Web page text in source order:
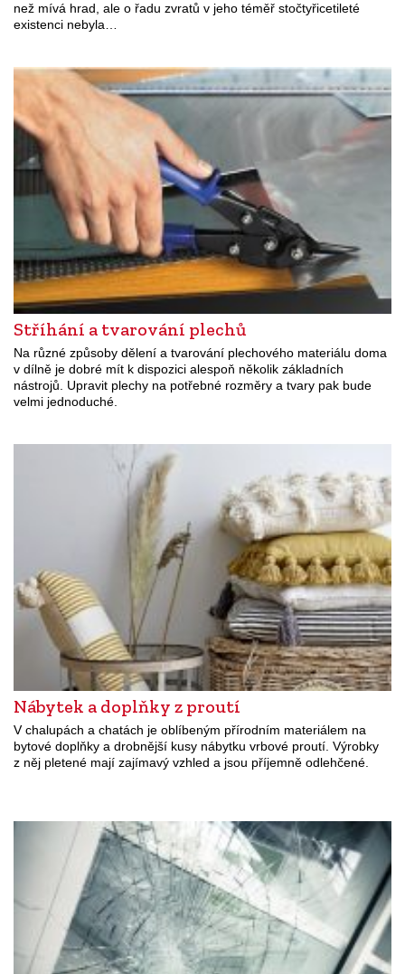
než mívá hrad, ale o řadu zvratů v jeho téměř stočtyřicetileté
existenci nebyla…
Stříhání a tvarování plechů
Na různé způsoby dělení a tvarování plechového materiálu doma
v dílně je dobré mít k dispozici alespoň několik základních
nástrojů. Upravit plechy na potřebné rozměry a tvary pak bude
velmi jednoduché.
Nábytek a doplňky z proutí
V chalupách a chatách je oblíbeným přírodním materiálem na
bytové doplňky a drobnější kusy nábytku vrbové proutí. Výrobky
z něj pletené mají zajímavý vzhled a jsou příjemně odlehčené.